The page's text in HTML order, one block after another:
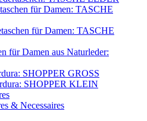
für Damen: TASCHE
für Damen: TASCHE
für Damen aus Naturleder:
SHOPPER GROSS
SHOPPER KLEIN
& Necessaires